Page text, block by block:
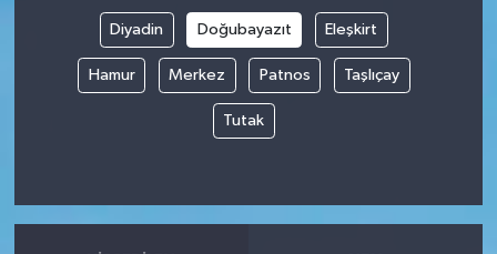
Diyadin Doğubayazıt Eleşkirt
Hamur Merkez Patnos Taşlıçay
Tutak